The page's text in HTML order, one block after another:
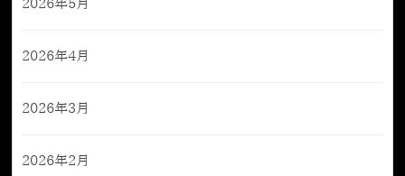
2026年5月
2026年4月
2026年3月
2026年2月